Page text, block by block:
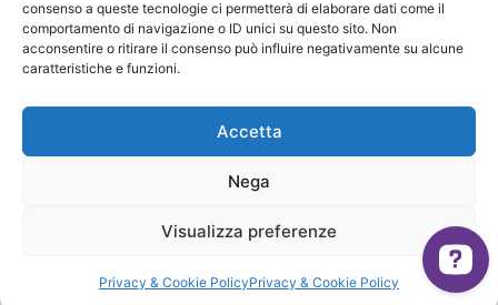
consenso a queste tecnologie ci permetterà di elaborare dati come il
comportamento di navigazione o ID unici su questo sito. Non
acconsentire o ritirare il consenso può influire negativamente su alcune
caratteristiche e funzioni.
Accetta
Nega
Visualizza preferenze
Privacy & Cookie PolicyPrivacy & Cookie Policy
Minestrone di Verdure
[/vc_column_text][/vc_column][/vc_row]